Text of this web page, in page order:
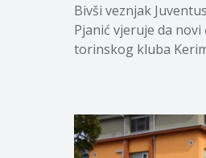
Bivši veznjak
Pjanić vjeruje da novi
torinskog kluba